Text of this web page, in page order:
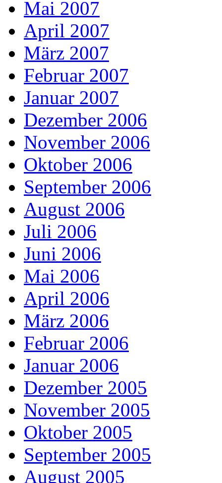
Mai 2007
April 2007
März 2007
Februar 2007
Januar 2007
Dezember 2006
November 2006
Oktober 2006
September 2006
August 2006
Juli 2006
Juni 2006
Mai 2006
April 2006
März 2006
Februar 2006
Januar 2006
Dezember 2005
November 2005
Oktober 2005
September 2005
August 2005